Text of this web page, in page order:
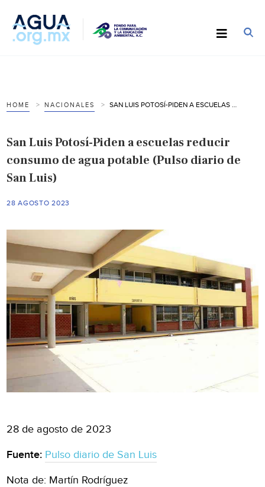
HOME NACIONALES
San Luis Potosí-Piden a escuelas reducir
consumo de agua potable (Pulso diario de
San Luis)
28 AGOSTO 2023
28 de agosto de 2023
Fuente: Pulso diario de San Luis
Nota de: Martín Rodríguez